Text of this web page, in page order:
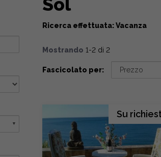
Ricerca effettuata: Vacanza
Mostrando 1-2 di 2
Fascicolato per:
Su
▼